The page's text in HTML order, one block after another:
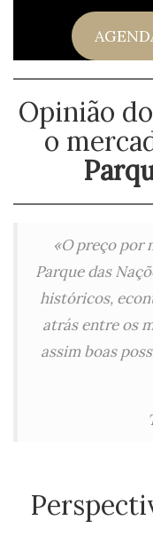
Opinião
o
«O preço por
Parque das
históricos,
atrás entre os
assim boas